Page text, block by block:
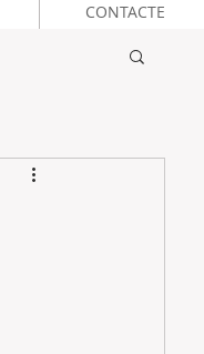
CONTACTE